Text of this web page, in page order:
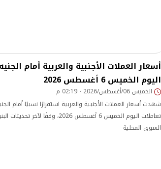
أسعار العملات الأجنبية والعربية أمام
اليوم الخميس 6 أغسطس 2026
الخميس 06/أغسطس/2026 - 02:19 م
شهدت أسعار العملات الأجنبية والعربية استقرارًا نسبيًا أمام
تعاملات اليوم الخميس 6 أغسطس 2026، وفقًا
السوق المحلية